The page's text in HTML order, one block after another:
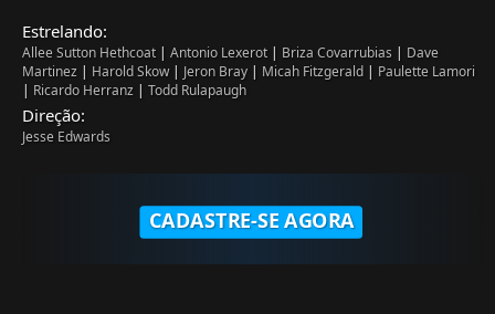
Estrelando:
Allee Sutton Hethcoat | Antonio Lexerot | Briza Covarrubias | Dave
Martinez | Harold Skow| Jeron Bray | Micah Fitzgerald | Paulette Lamori
| Ricardo Herranz | Todd Rulapaugh
Direção:
Jesse Edwards
CADASTRE-SE AGORA